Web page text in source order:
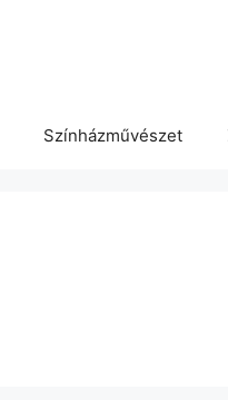
Színházművészet